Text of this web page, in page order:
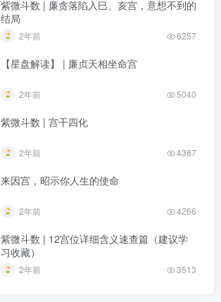
紫微斗数 | 廉贪落陷入巳、亥宫，意想不到的
结局
2年前 6257
【星盘解读】 | 廉贞天相坐命宫
2年前 5040
紫微斗数 | 宫干四化
2年前 4387
来因宫，昭示你人生的使命
2年前 4266
紫微斗数 | 12宫位详细含义速查篇（建议学
习收藏）
2年前 3513